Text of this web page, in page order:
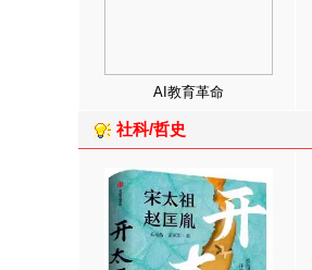
AI教育革命
社科/哲史